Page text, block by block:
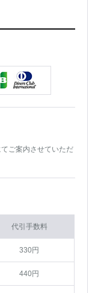
ご案内させていただ
代引手数料
330円
440円